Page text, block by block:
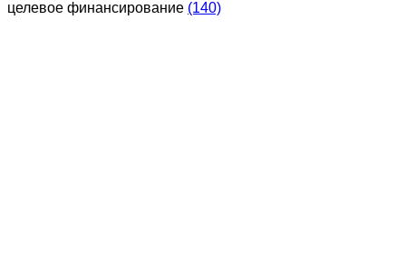
целевое финансирование (140)